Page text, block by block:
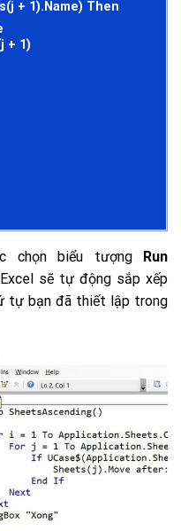
+ 1).Name) Then
+ 1)
chọn biểu tượng Run
sẽ tự động sắp xếp
tự bạn đã thiết lập trong